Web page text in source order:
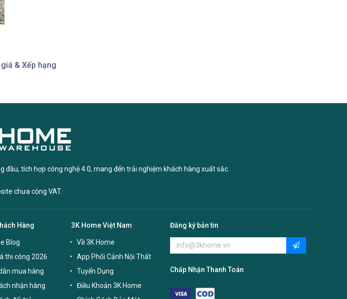
& Xếp hạng
tích hợp công nghệ 4.0, mang đến trải nghiệm khách hàng xuất sắc.
chưa cộng VAT.
Hàng
Blog
thi công 2026
mua hàng
nhận hàng
3K Home Việt Nam
Về 3K Home
App Phối Cảnh Nội Thất
Tuyển Dụng
Điều Khoản 3K Home
Đăng ký bản tin
Chấp Nhận Thanh Toán